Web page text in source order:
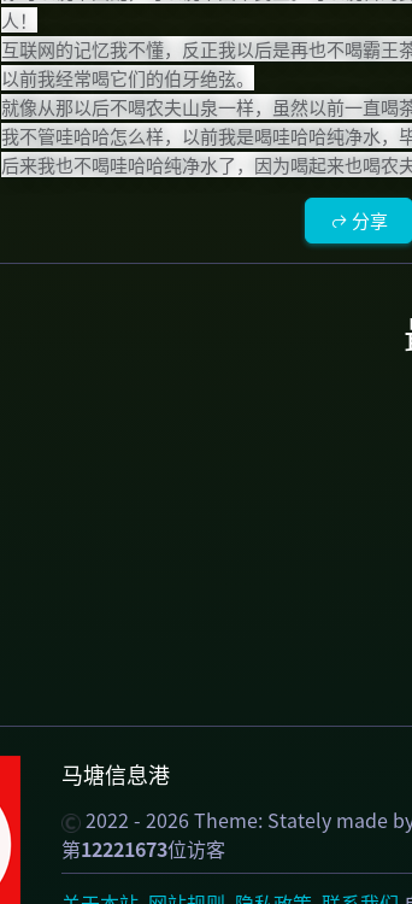
人！
互联网的记忆我不懂，反正我以后是再也不喝霸王茶
以前我经常喝它们的伯牙绝弦。
就像从那以后不喝农夫山泉一样，虽然以前一直喝茶
我不管哇哈哈怎么样，以前我是喝哇哈哈纯净水，
后来我也不喝哇哈哈纯净水了，因为喝起来也喝农
分享
马塘信息港
2022 - 2026 Theme: Statelymade
第12221673位访客